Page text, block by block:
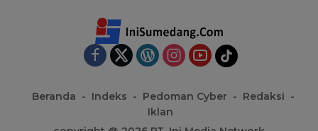
Beranda Indeks Pedoman Cyber
Redaksi
Iklan